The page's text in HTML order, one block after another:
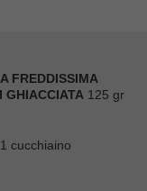
FREDDISSIMA
GHIACCIATA 125 gr
1 cucchiaino